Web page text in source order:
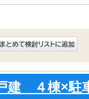
建 ４棟×駐